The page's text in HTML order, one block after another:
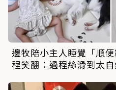
邊牧陪小主人睡覺「順
程笑翻：過程絲滑到太自